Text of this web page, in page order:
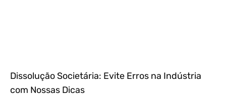
Dissolução Societária: Evite Erros na Indústria
com Nossas Dicas